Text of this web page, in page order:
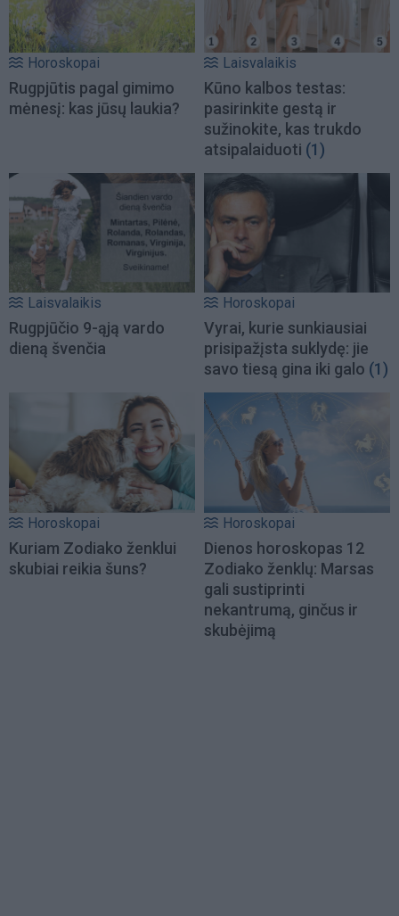
Horoskopai
Rugpjūtis pagal gimimo
mėnesį: kas jūsų laukia?
Laisvalaikis
Kūno kalbos testas:
pasirinkite gestą ir
sužinokite, kas trukdo
atsipalaiduoti (1)
Laisvalaikis
Rugpjūčio 9-ąją vardo
dieną švenčia
Horoskopai
Vyrai, kurie sunkiausiai
prisipažįsta suklydę: jie
savo tiesą gina iki galo (1)
Horoskopai
Kuriam Zodiako ženklui
skubiai reikia šuns?
Horoskopai
Dienos horoskopas 12
Zodiako ženklų: Marsas
gali sustiprinti
nekantrumą, ginčus ir
skubėjimą